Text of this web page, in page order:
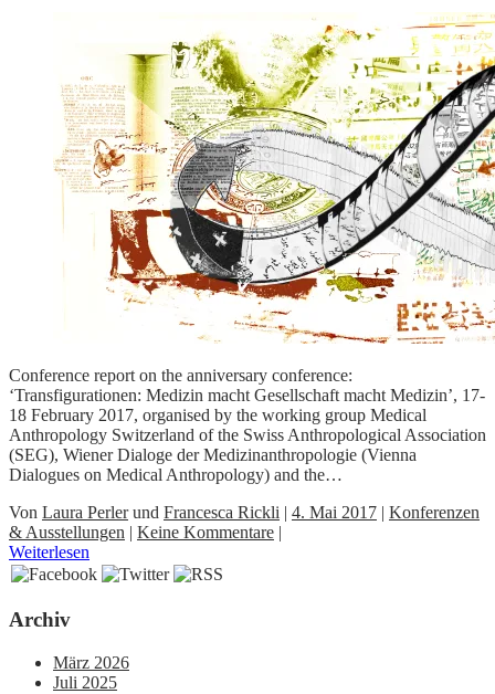
Conference report on the anniversary conference:
‘Transfigurationen: Medizin macht Gesellschaft macht Medizin’, 17-
18 February 2017, organised by the working group Medical
Anthropology Switzerland of the Swiss Anthropological Association
(SEG), Wiener Dialoge der Medizinanthropologie (Vienna
Dialogues on Medical Anthropology) and the…
Von Laura Perlerund Francesca Rickli | 4. Mai 2017 | Konferenzen
& Ausstellungen | Keine Kommentare |
Weiterlesen
Archiv
März 2026
Juli 2025